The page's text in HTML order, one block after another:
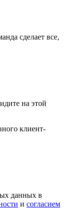
сделает все,
на этой
клиент-
данных в
и согласием